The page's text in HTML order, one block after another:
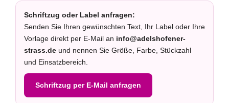
Schriftzug oder Label anfragen:
Senden Sie Ihren gewünschten Text, Ihr Label oder Ihre
Vorlage direkt per E-Mail an info@adelshofener-
strass.de und nennen Sie Größe, Farbe, Stückzahl
und Einsatzbereich.
Schriftzug per E-Mail anfragen